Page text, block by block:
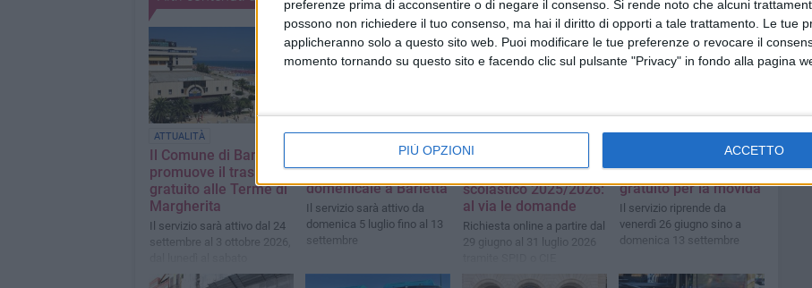
preferenze prima di acconsentire o di negare il consenso. Si rende noto che alcuni
possono non richiedere il tuo consenso, ma hai il diritto di opporti a tale trattamento. Le tue
applicheranno solo a questo sito web. Puoi modificare le tue preferenze o revocare il
momento tornando su questo sito e facendo clic sul pulsante "Privacy" in fondo alla pagina
PIÙ OPZIONI ACCETTO
ATTUALITÀ
Il Comune di Barletta
promuove il trasporto
gratuito alle Terme di
Margherita
Il servizio sarà attivo dal 24
settembre al 3 ottobre 2026,
Estate 2026, bus
gratis per il mare:
attiva la nuova linea
domenicale a Barletta
Il servizio sarà attivo da
domenica 5 luglio fino al 13
settembre
SCUOLA E LAVORO
Barletta, contributi
per il trasporto
scolastico 2025/2026:
al via le domande
Richiesta online a partire dal
29 giugno al 31 luglio 2026
Attivo anche
quest’anno a Barletta
il bus notturno
gratuito per la movida
Il servizio riprende da
venerdì 26 giugno sino a
domenica 13 settembre